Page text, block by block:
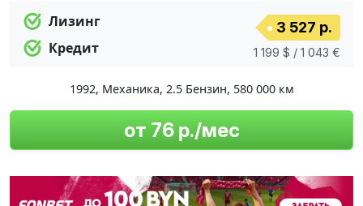
Лизинг
Кредит
3 527 р.
1 199 $ / 1 043 €
1992, Механика, 2.5 Бензин, 580 000 км
от 76 р./мес